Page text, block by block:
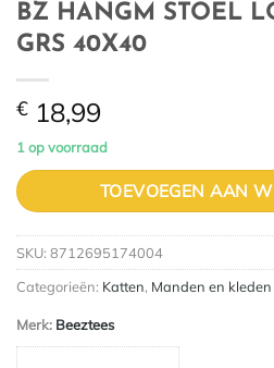
BZ HANGM STOEL
GRS 40X40
€ 18,99
1 op voorraad
TOEVOEGEN AAN
SKU: 8712695174004
Categorieën: Katten, Manden en kleden
Merk: Beeztees